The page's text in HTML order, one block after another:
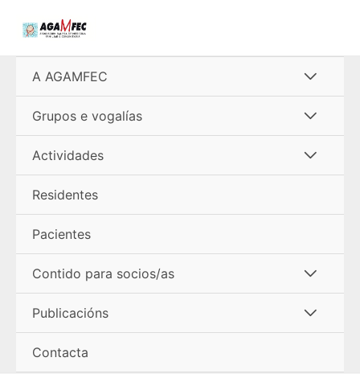
A AGAMFEC
menú
Grupos e vogalías
menú
Actividades
Residentes
Pacientes
Contido para socios/as
menú
Publicacións
Contacta